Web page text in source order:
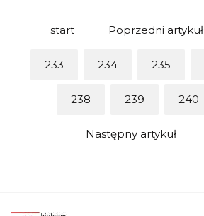
start Poprzedni artykuł
233 234 235
238 239 240
Następny artykuł